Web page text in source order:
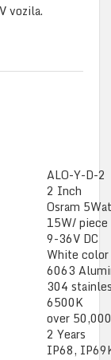
vozila.
ALO-Y-D-2
2 Inch
Osram
15W/ piece
9-36V DC
White color
6063
304
6500K
over
2 Years
IP68,